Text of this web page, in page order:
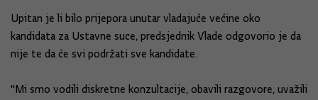
Upitan je li bilo prijepora unutar vladajuće većine oko
kandidata za Ustavne suce, predsjednik Vlade odgovorio je da
nije te da će svi podržati sve kandidate.
"Mi smo vodili diskretne konzultacije, obavili razgovore, uvažili